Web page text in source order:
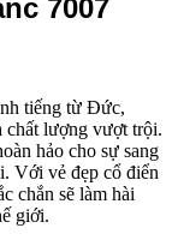
7007
tiếng từ Đức,
chất lượng vượt trội.
hảo cho sự sang
Với vẻ đẹp cổ điển
chắn sẽ làm hài
giới.